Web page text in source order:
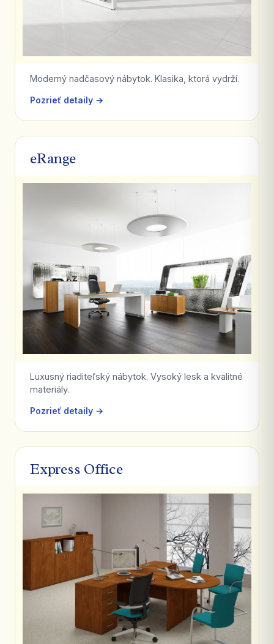
Moderný nadčasový nábytok. Klasika, ktorá vydrží.
Pozrieť detaily →
eRange
Luxusný riaditeľský nábytok. Vysoký lesk a kvalitné
materiály.
Pozrieť detaily →
Express Office